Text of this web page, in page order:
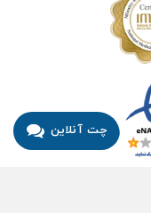
چت آنلاین